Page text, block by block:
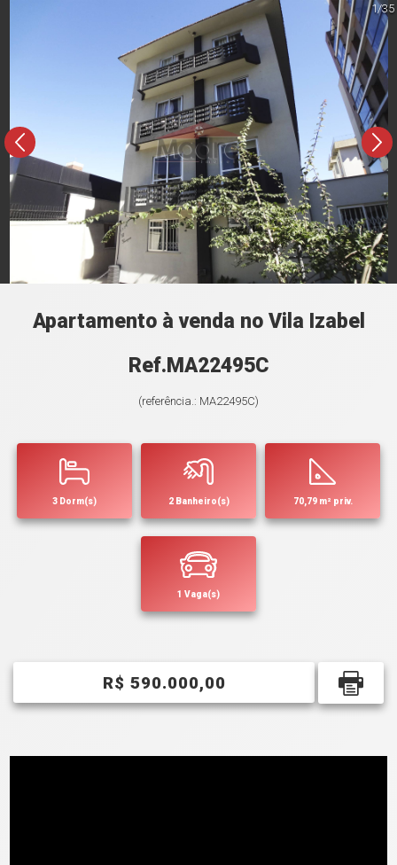
1/35
Apartamento à venda no Vila Izabel
Ref.MA22495C
(referência.: MA22495C)
3 Dorm(s) 2 Banheiro(s) 70,79 m² priv.
1 Vaga(s)
R$ 590.000,00